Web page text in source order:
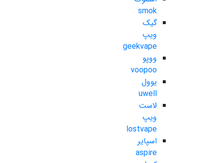
smok
گیک
ویپ
geekvape
ووپو
voopoo
یوول
uwell
لاست
ویپ
lostvape
اسپایر
aspire